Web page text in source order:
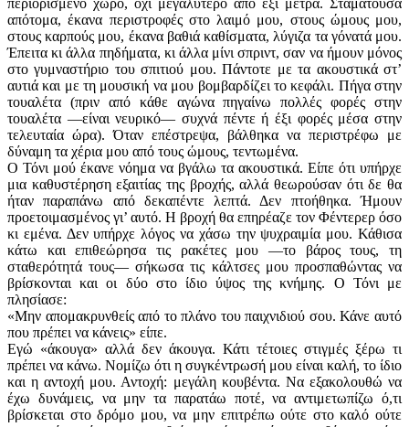
περιορισμένο χώρο, όχι μεγαλύτερο από έξι μέτρα. Σταματούσα
απότομα, έκανα περιστροφές στο λαιμό μου, στους ώμους μου,
στους καρπούς μου, έκανα βαθιά καθίσματα, λύγιζα τα γόνατά μου.
Έπειτα κι άλλα πηδήματα, κι άλλα μίνι σπριντ, σαν να ήμουν μόνος
στο γυμναστήριο του σπιτιού μου. Πάντοτε με τα ακουστικά στ’
αυτιά και με τη μουσική να μου βομβαρδίζει το κεφάλι. Πήγα στην
τουαλέτα (πριν από κάθε αγώνα πηγαίνω πολλές φορές στην
τουαλέτα —είναι νευρικό— συχνά πέντε ή έξι φορές μέσα στην
τελευταία ώρα). Όταν επέστρεψα, βάλθηκα να περιστρέφω με
δύναμη τα χέρια μου από τους ώμους, τεντωμένα.
Ο Τόνι μού έκανε νόημα να βγάλω τα ακουστικά. Είπε ότι υπήρχε
μια καθυστέρηση εξαιτίας της βροχής, αλλά θεωρούσαν ότι δε θα
ήταν παραπάνω από δεκαπέντε λεπτά. Δεν πτοήθηκα. Ήμουν
προετοιμασμένος γι’ αυτό. Η βροχή θα επηρέαζε τον Φέντερερ όσο
κι εμένα. Δεν υπήρχε λόγος να χάσω την ψυχραιμία μου. Κάθισα
κάτω και επιθεώρησα τις ρακέτες μου —το βάρος τους, τη
σταθερότητά τους— σήκωσα τις κάλτσες μου προσπαθώντας να
βρίσκονται και οι δύο στο ίδιο ύψος της κνήμης. Ο Τόνι με
πλησίασε:
«Μην απομακρυνθείς από το πλάνο του παιχνιδιού σου. Κάνε αυτό
που πρέπει να κάνεις» είπε.
Εγώ «άκουγα» αλλά δεν άκουγα. Κάτι τέτοιες στιγμές ξέρω τι
πρέπει να κάνω. Νομίζω ότι η συγκέντρωσή μου είναι καλή, το ίδιο
και η αντοχή μου. Αντοχή: μεγάλη κουβέντα. Να εξακολουθώ να
έχω δυνάμεις, να μην τα παρατάω ποτέ, να αντιμετωπίζω ό,τι
βρίσκεται στο δρόμο μου, να μην επιτρέπω ούτε στο καλό ούτε